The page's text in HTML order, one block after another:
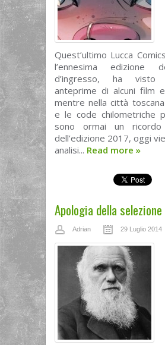
Quest’ultimo Lucca
l’ennesima edizione
d’ingresso, ha
anteprime di alcuni film
mentre nella città
e le code chilometriche
sono ormai un
dell’edizione 2017, oggi
analisi... Read more »
Apologia della
Adrian 29 Luglio 2014